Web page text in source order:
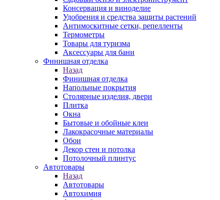
Консервация и виноделие
Удобрения и средства защиты растений
Антимоскитные сетки, репелленты
Термометры
Товары для туризма
Аксессуары для бани
Финишная отделка
Назад
Финишная отделка
Напольные покрытия
Столярные изделия, двери
Плитка
Окна
Бытовые и обойные клеи
Лакокрасочные материалы
Обои
Декор стен и потолка
Потолочный плинтус
Автотовары
Назад
Автотовары
Автохимия